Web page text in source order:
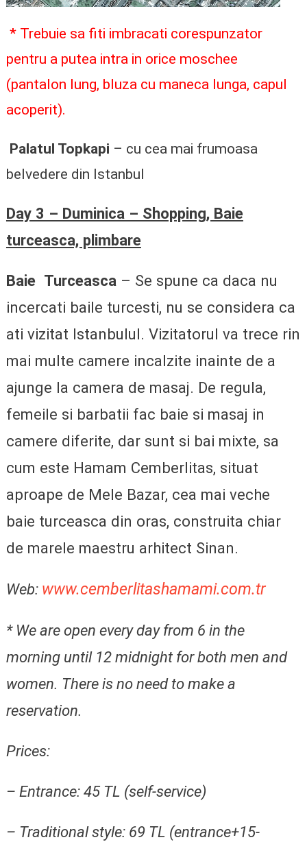
* Trebuie sa fiti imbracati corespunzator
pentru a putea intra in orice moschee
(pantalon lung, bluza cu maneca lunga, capul
acoperit).
Palatul Topkapi – cu cea mai frumoasa
belvedere din Istanbul
Day 3 – Duminica – Shopping, Baie
turceasca, plimbare
Baie Turceasca – Se spune ca daca nu
incercati baile turcesti, nu se considera ca
ati vizitat Istanbulul. Vizitatorul va trece rin
mai multe camere incalzite inainte de a
ajunge la camera de masaj. De regula,
femeile si barbatii fac baie si masaj in
camere diferite, dar sunt si bai mixte, sa
cum este Hamam Cemberlitas, situat
aproape de Mele Bazar, cea mai veche
baie turceasca din oras, construita chiar
de marele maestru arhitect Sinan.
Web: www.cemberlitashamami.com.tr
* We are open every day from 6 in the
morning until 12 midnight for both men and
women. There is no need to make a
reservation.
Prices:
– Entrance: 45 TL (self-service)
– Traditional style: 69 TL (entrance+15-